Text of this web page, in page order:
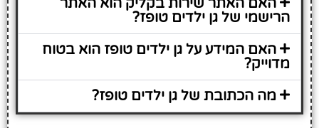
הרישמי של גן ילדים טופז?
האם המידע על גן ילדים טופז הוא בטוח
מדוייק?
מה הכתובת של גן ילדים טופז?